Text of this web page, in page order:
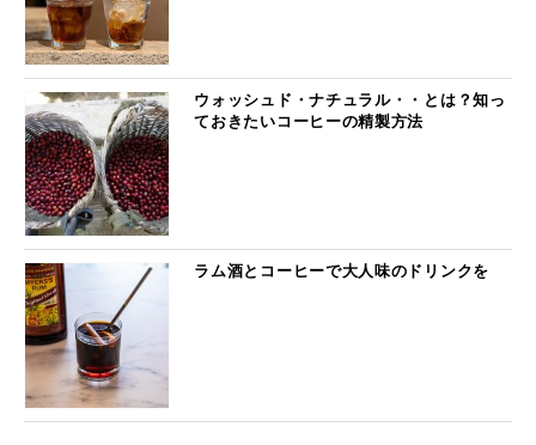
ウォッシュド・ナチュラル・・とは？知っ
ておきたいコーヒーの精製方法
ラム酒とコーヒーで大人味のドリンクを